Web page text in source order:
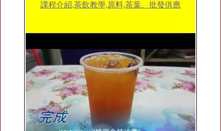
課程介紹,茶飲教學,原料,茶葉、批發供應